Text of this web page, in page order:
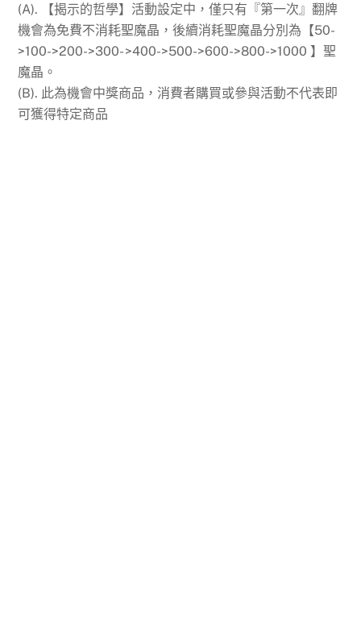
(A). 【揭示的哲學】活動設定中，僅只有『第一次』翻牌
機會為免費不消耗聖魔晶，後續消耗聖魔晶分別為【50-
>100->200->300- >400->500->600->800->1000 】聖
魔晶 。
(B). 此為機會中獎商品，消費者購買或參與活動不代表即
可獲得特定商品